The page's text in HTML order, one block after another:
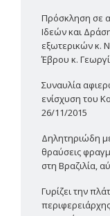
Πρόσκληση σε
Ιδεών και
εξωτερικών κ.
Έβρου κ.
Συναυλία
ενίσχυση του
26/11/2015
Δηλητηριώδη
θραύσεις
στη Βραζιλία,
Γυρίζει την